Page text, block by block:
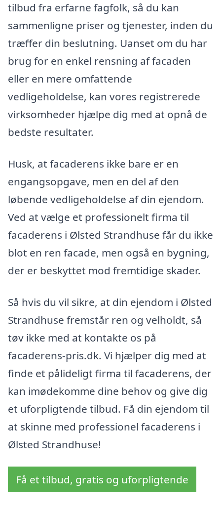
tilbud fra erfarne fagfolk, så du kan
sammenligne priser og tjenester, inden du
træffer din beslutning. Uanset om du har
brug for en enkel rensning af facaden
eller en mere omfattende
vedligeholdelse, kan vores registrerede
virksomheder hjælpe dig med at opnå de
bedste resultater.
Husk, at facaderens ikke bare er en
engangsopgave, men en del af den
løbende vedligeholdelse af din ejendom.
Ved at vælge et professionelt firma til
facaderens i Ølsted Strandhuse får du ikke
blot en ren facade, men også en bygning,
der er beskyttet mod fremtidige skader.
Så hvis du vil sikre, at din ejendom i Ølsted
Strandhuse fremstår ren og velholdt, så
tøv ikke med at kontakte os på
facaderens-pris.dk. Vi hjælper dig med at
finde et pålideligt firma til facaderens, der
kan imødekomme dine behov og give dig
et uforpligtende tilbud. Få din ejendom til
at skinne med professionel facaderens i
Ølsted Strandhuse!
Få et tilbud, gratis og uforpligtende